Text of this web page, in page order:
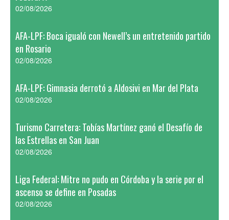
02/08/2026
AFA-LPF: Boca igualó con Newell’s un entretenido partido
en Rosario
02/08/2026
AFA-LPF: Gimnasia derrotó a Aldosivi en Mar del Plata
02/08/2026
Turismo Carretera: Tobías Martínez ganó el Desafío de
las Estrellas en San Juan
02/08/2026
Liga Federal: Mitre no pudo en Córdoba y la serie por el
ascenso se define en Posadas
02/08/2026